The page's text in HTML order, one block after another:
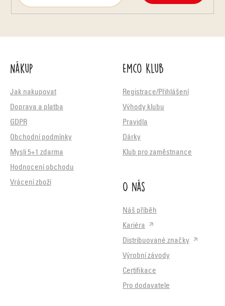
Nákup
Jak nakupovat
Doprava a platba
GDPR
Obchodní podmínky
Mysli 5+1 zdarma
Hodnocení obchodu
Vrácení zboží
Emco Klub
Registrace/Přihlášení
Výhody klubu
Pravidla
Dárky
Klub pro zaměstnance
O nás
Náš příběh
Kariéra
Distribuované značky
Výrobní závody
Certifikace
Pro dodavatele